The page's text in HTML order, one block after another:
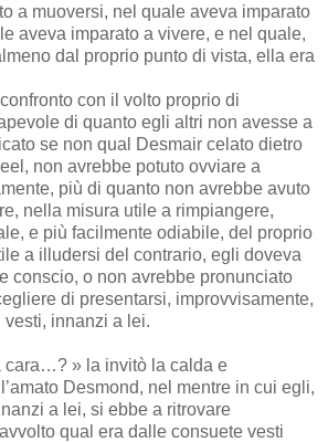
a muoversi, nel quale aveva imparato
aveva imparato a vivere, e nel quale,
dal proprio punto di vista, ella era
con il volto proprio di
di quanto egli altri non avesse a
se non qual Desmair celato dietro
non avrebbe potuto ovviare a
più di quanto non avrebbe avuto
nella misura utile a rimpiangere,
e più facilmente odiabile, del proprio
a illudersi del contrario, egli doveva
conscio, o non avrebbe pronunciato
di presentarsi, improvvisamente,
innanzi a lei.
cara…? » la invitò la calda e
Desmond, nel mentre in cui egli,
a lei, si ebbe a ritrovare
qual era dalle consuete vesti